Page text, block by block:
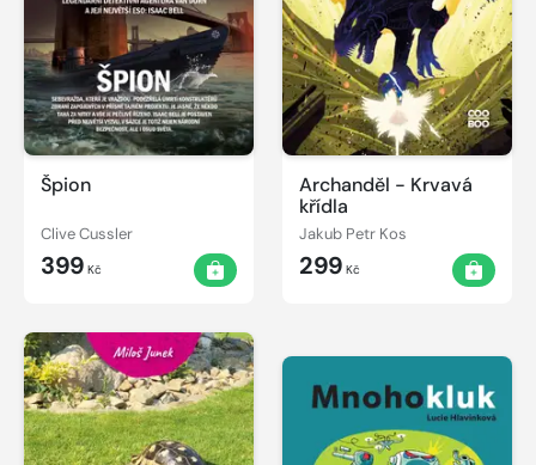
Špion
Clive Cussler
399 Kč
Archanděl - Krvavá
křídla
Jakub Petr Kos
299 Kč